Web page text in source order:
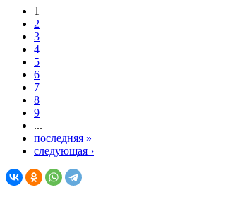
1
2
3
4
5
6
7
8
9
...
последняя »
следующая ›